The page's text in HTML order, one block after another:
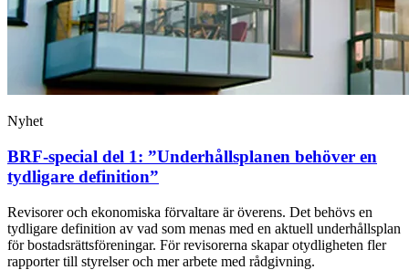
Nyhet
BRF-special del 1: ”Underhållsplanen behöver en
tydligare definition”
Revisorer och ekonomiska förvaltare är överens. Det behövs en
tydligare definition av vad som menas med en aktuell underhållsplan
för bostadsrättsföreningar. För revisorerna skapar otydligheten fler
rapporter till styrelser och mer arbete med rådgivning.